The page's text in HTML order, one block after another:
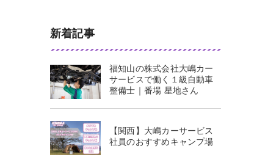
新着記事
福知山の株式会社大嶋カー
サービスで働く１級自動車
整備士｜番場 星地さん
【関西】大嶋カーサービス
社員のおすすめキャンプ場